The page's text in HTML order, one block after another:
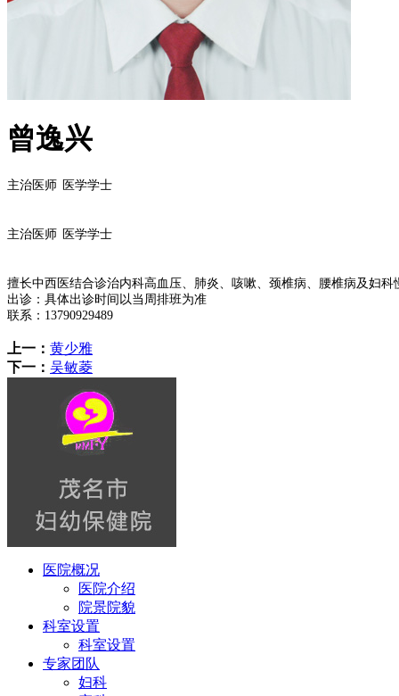
曾逸兴
主治 医师 医学学士
主治 医师 医学学士
擅长中西医结合诊治内科高血压、肺炎、咳嗽、颈椎病、腰椎病及妇科
出诊 ： 具体出诊时间以当周排班为准
联系 ： 13790929489
上一： 黄少雅
下一： 吴敏菱
医院概况
医院介绍
院景院貌
科室设置
科室设置
专家团队
妇科